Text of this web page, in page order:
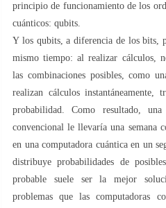
principio de funcionamiento de los
cuánticos: qubits.
Y los qubits, a diferencia de los bits,
mismo tiempo: al realizar cálculos,
las combinaciones posibles, como
realizan cálculos instantáneamente,
probabilidad. Como resultado,
convencional le llevaría una semana
en una computadora cuántica en un
distribuye probabilidades de
probable suele ser la mejor
problemas que las computadoras